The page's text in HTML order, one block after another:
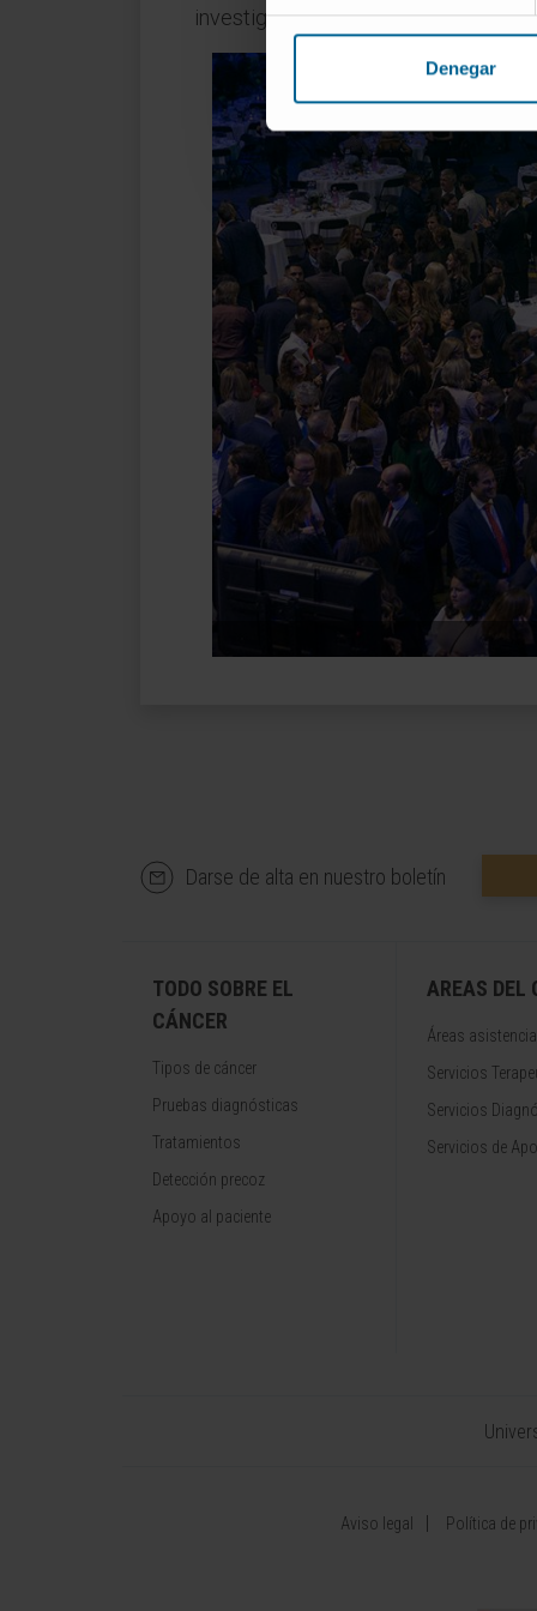
Denegar
investigación y tratamientos
Previous
Darse de alta en nuestro boletín
TODO SOBRE EL
CÁNCER
Tipos de cáncer
Pruebas diagnósticas
Tratamientos
Detección precoz
Apoyo al paciente
AREAS DEL
Áreas
Servicios
Servicios
Servicios de
Aviso legal Política de